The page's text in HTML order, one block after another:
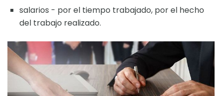
salarios - por el tiempo trabajado, por el hecho
del trabajo realizado.